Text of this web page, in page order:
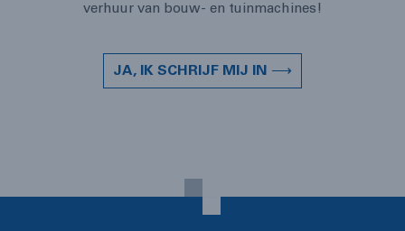
verhuur van bouw- en tuinmachines!
JA, IK SCHRIJF MIJ IN ⟶